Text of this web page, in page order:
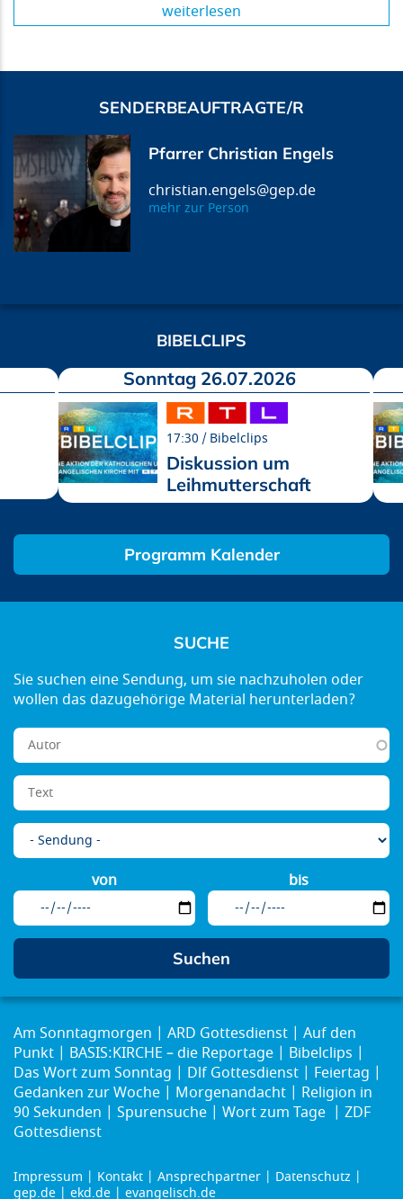
weiterlesen
SENDERBEAUFTRAGTE/R
Pfarrer Christian Engels
christian.engels@gep.de
mehr zur Person
BIBELCLIPS
Sonntag 26.07.2026
17:30 Bibelclips
Diskussion um
Leihmutterschaft
Programm Kalender
SUCHE
von bis
Am Sonntagmorgen ARD Gottesdienst
Auf den
Punkt
BASIS:KIRCHE – die Reportage
Bibelclips
Das Wort zum Sonntag
Dlf Gottesdienst
Feiertag
Gedanken zur Woche
Morgenandacht
Religion in
90 Sekunden
Spurensuche Wort zum Tage
ZDF
Gottesdienst
Impressum Kontakt Ansprechpartner
Datenschutz
gep.de
ekd.de evangelisch.de